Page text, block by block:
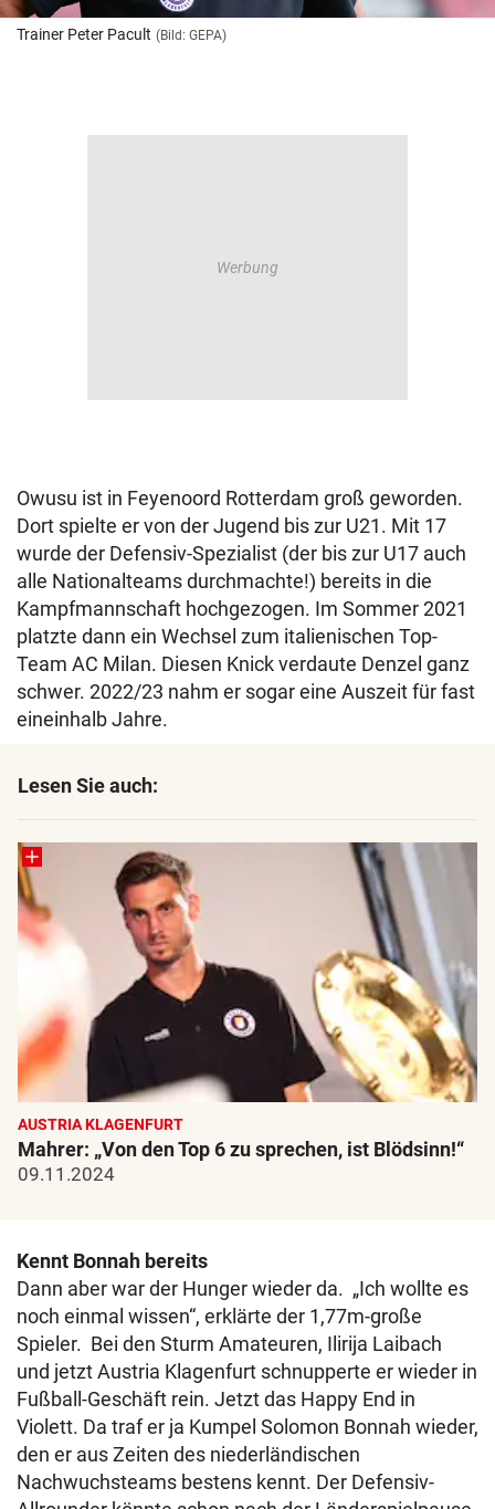
Trainer Peter Pacult (Bild: GEPA)
Owusu ist in Feyenoord Rotterdam groß geworden.
Dort spielte er von der Jugend bis zur U21. Mit 17
wurde der Defensiv-Spezialist (der bis zur U17 auch
alle Nationalteams durchmachte!) bereits in die
Kampfmannschaft hochgezogen. Im Sommer 2021
platzte dann ein Wechsel zum italienischen Top-
Team AC Milan. Diesen Knick verdaute Denzel ganz
schwer. 2022/23 nahm er sogar eine Auszeit für fast
eineinhalb Jahre.
Lesen Sie auch:
AUSTRIA KLAGENFURT
Mahrer: „Von den Top 6 zu sprechen, ist Blödsinn!“
09.11.2024
Kennt Bonnah bereits
Dann aber war der Hunger wieder da. „Ich wollte es
noch einmal wissen“, erklärte der 1,77m-große
Spieler. Bei den Sturm Amateuren, Ilirija Laibach
und jetzt Austria Klagenfurt schnupperte er wieder in
Fußball-Geschäft rein. Jetzt das Happy End in
Violett. Da traf er ja Kumpel Solomon Bonnah wieder,
den er aus Zeiten des niederländischen
Nachwuchsteams bestens kennt. Der Defensiv-